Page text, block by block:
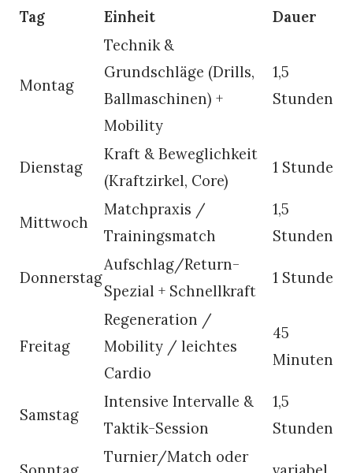
Tag Einheit Dauer
Montag
Technik &
Grundschläge (Drills,
Ballmaschinen) +
Mobility
1,5
Stunden
Dienstag
Kraft & Beweglichkeit
(Kraftzirkel, Core)
1 Stunde
Mittwoch
Matchpraxis /
Trainingsmatch
1,5
Stunden
Donnerstag
Aufschlag/Return-
Spezial + Schnellkraft
1 Stunde
Freitag
Regeneration /
Mobility / leichtes
Cardio
45
Minuten
Samstag
Intensive Intervalle &
Taktik-Session
1,5
Stunden
Turnier/Match oder